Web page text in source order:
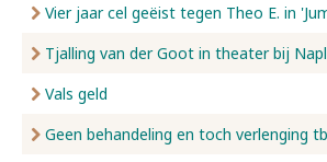
Vier jaar cel geëist tegen Theo E. in
Tjalling van der Goot in theater bij
Vals geld
Geen behandeling en toch verlenging